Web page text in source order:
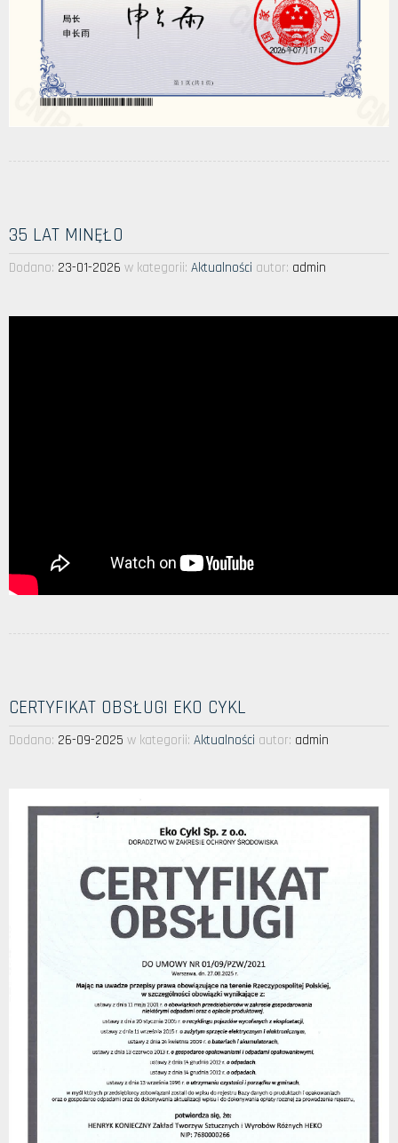
35 LAT MINĘŁO
Dodano: 23-01-2026 w kategorii: Aktualności autor: admin
CERTYFIKAT OBSŁUGI EKO CYKL
Dodano: 26-09-2025 w kategorii: Aktualności autor: admin